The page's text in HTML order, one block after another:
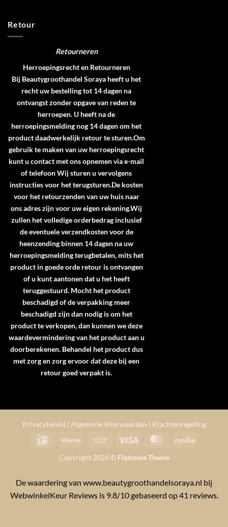
Retour
Retourneren
Herroepingsrecht en Retourneren
Bij Beautygroothandel Soraya heeft u het
recht uw bestelling tot 14 dagen na
ontvangst zonder opgave van reden te
herroepen. U heeft na de
herroepingsmelding nog 14 dagen om het
product daadwerkelijk retour te sturen.Om
gebruik te maken van uw herroepingsrecht
kunt u contact met ons opnemen via e-mail
of telefoon Wij sturen u vervolgens
instructies voor het terugsturen.De kosten
voor het retourzenden van uw huis naar
ons adres zijn voor uw eigen rekening.Wij
zullen het volledige orderbedrag inclusief
de eventuele verzendkosten voor de
heenzending binnen 14 dagen na uw
herroepingsmelding terugbetalen, mits het
product in goede orde retour is ontvangen
of u kunt aantonen dat u het heeft
teruggestuurd. Mocht het product
beschadigd of de verpakking meer
beschadigd zijn dan nodig is om het
product te verkopen, dan kunnen we deze
waardevermindering van het product aan u
doorberekenen. Behandel het product dus
met zorg en zorg ervoor dat deze bij een
retour goed verpakt is.
Privacybeleid | Algemene Voorwaarden | Klachtenregeling
IDeal
Klarna
Cash
Pickup
Visa MasterCardMollie
Copyright 2026 © Flatsome Theme
De waardering van www.beautygroothandelsoraya.nl bij
WebwinkelKeur Reviewsis 9.8/10 gebaseerd op 41 reviews.